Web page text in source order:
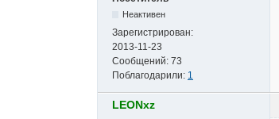
Неактивен
Зарегистрирован:
2013-11-23
Сообщений: 73
Поблагодарили: 1
LEONxz